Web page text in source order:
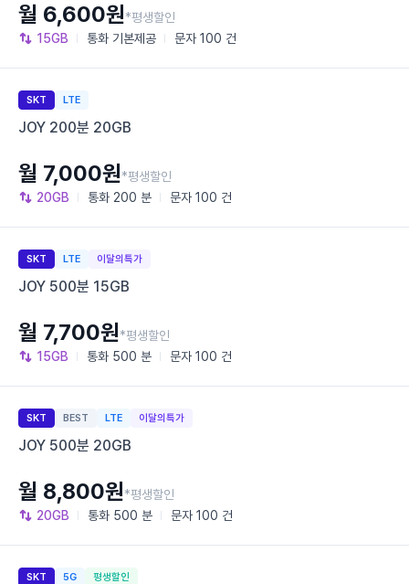
15GB 통화 기본제공 문자 100 건
월 6,600원*평생할인
SKT LTE
JOY 200분 20GB
20GB 통화 200 분 문자 100 건
월 7,000원*평생할인
SKT LTE 이달의특가
JOY 500분 15GB
15GB 통화 500 분 문자 100 건
월 7,700원*평생할인
SKT BEST LTE 이달의특가
JOY 500분 20GB
20GB 통화 500 분 문자 100 건
월 8,800원*평생할인
SKT 5G 평생할인